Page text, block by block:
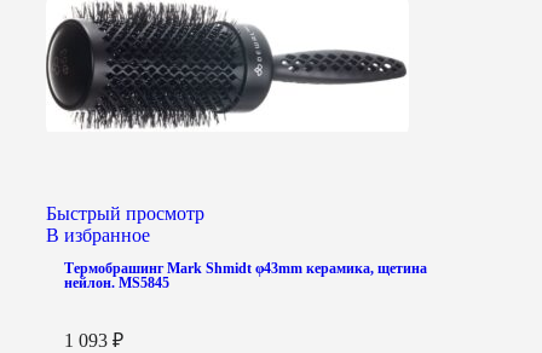
Быстрый просмотр
В избранное
Термобрашинг Mark Shmidt φ43mm керамика, щетина
нейлон. MS5845
1 093 ₽